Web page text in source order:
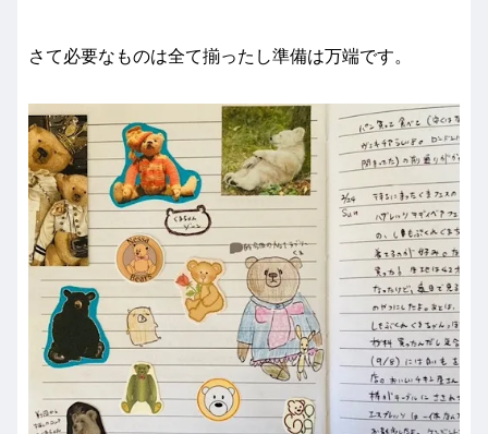
さて必要なものは全て揃ったし準備は万端です。